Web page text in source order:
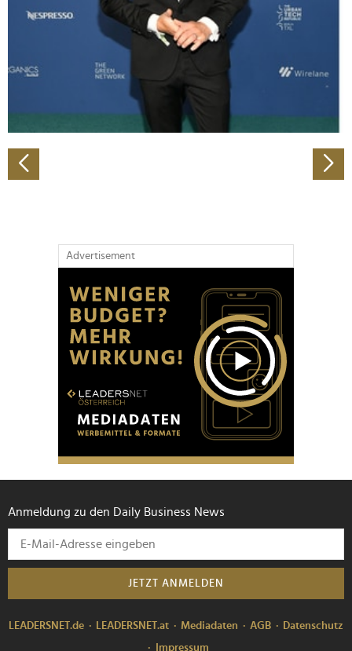
personalisieren, Funktionen für soziale Medien anbieten
zu können und die Zugriffe auf unsere Website zu
analysieren. Außerdem geben wir Informationen zu Ihrer
Verwendung unserer Website an unsere Partner für
soziale Medien, Werbung und Analysen weiter. Unsere
Partner führen diese Informationen möglicherweise mit
weiteren Daten zusammen, die Sie ihnen bereitgestellt
gesammelt haben.
Advertisement
Anmeldung zu den Daily Business News
JETZT ANMELDEN
LEADERSNET.de LEADERSNET.at Mediadaten AGB
Datenschutz
Impressum